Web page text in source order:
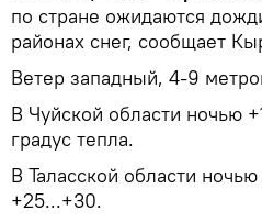
по стране ожидаются
районах снег, сообщает
Ветер западный, 4-9
В Чуйской области ночью
градус тепла.
В Таласской области
+25...+30.